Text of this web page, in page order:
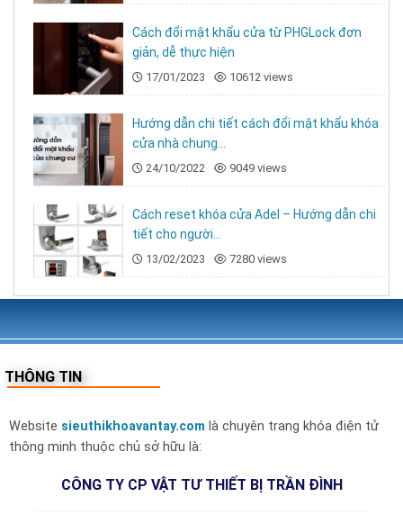
Cách đổi mật khẩu cửa từ PHGLock đơn
giản, dễ thực hiện
17/01/2023 10612 views
Hướng dẫn chi tiết cách đổi mật khẩu khóa
cửa nhà chung...
24/10/2022 9049 views
Cách reset khóa cửa Adel – Hướng dẫn chi
tiết cho người...
13/02/2023 7280 views
THÔNG TIN
Website sieuthikhoavantay.com là chuyên trang khóa điện tử
thông minh thuộc chủ sở hữu là:
CÔNG TY CP VẬT TƯ THIẾT BỊ TRẦN ĐÌNH